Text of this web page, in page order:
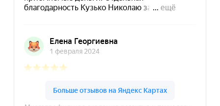
Город Москва, ул. Кусковская, д. 20А
Политика конфиденциальности